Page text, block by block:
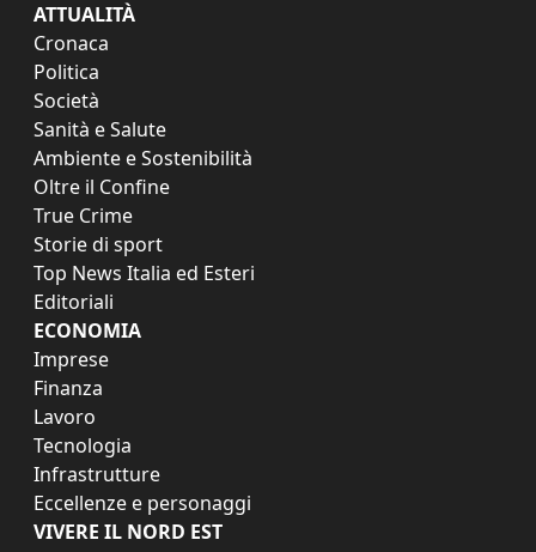
ATTUALITÀ
Cronaca
Politica
Società
Sanità e Salute
Ambiente e Sostenibilità
Oltre il Confine
True Crime
Storie di sport
Top News Italia ed Esteri
Editoriali
ECONOMIA
Imprese
Finanza
Lavoro
Tecnologia
Infrastrutture
Eccellenze e personaggi
VIVERE IL NORD EST